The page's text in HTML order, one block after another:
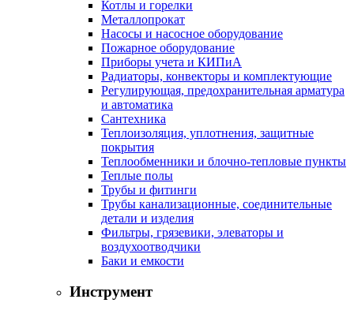
Котлы и горелки
Металлопрокат
Насосы и насосное оборудование
Пожарное оборудование
Приборы учета и КИПиА
Радиаторы, конвекторы и комплектующие
Регулирующая, предохранительная арматура
и автоматика
Сантехника
Теплоизоляция, уплотнения, защитные
покрытия
Теплообменники и блочно-тепловые пункты
Теплые полы
Трубы и фитинги
Трубы канализационные, соединительные
детали и изделия
Фильтры, грязевики, элеваторы и
воздухоотводчики
Баки и емкости
Инструмент